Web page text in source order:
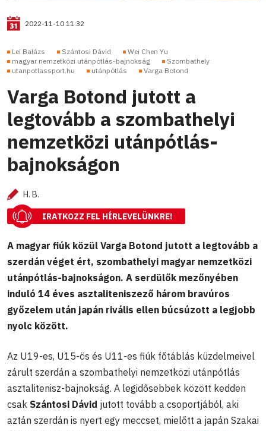
2022-11-10 11:32
Lei Balázs Szántosi Dávid
Wei Chen Yu
magyar nemzetközi utánpótlás-bajnokság
Szombathely
utanpotlassport.hu
utánpótlás Varga Botond
Varga Botond jutott a
legtovább a szombathelyi
nemzetközi utánpótlás-
bajnokságon
H. B.
IRATKOZZ FEL HÍRLEVELÜNKRE!
A magyar fiúk közül Varga Botond jutott a legtovább a
szerdán véget ért, szombathelyi magyar nemzetközi
utánpótlás-bajnokságon. A serdülők mezőnyében
induló 14 éves asztaliteniszező három bravúros
győzelem után japán rivális ellen búcsúzott a legjobb
nyolc között.
Az U19-es, U15-ös és U11-es fiúk főtáblás küzdelmeivel
zárult szerdán a szombathelyi nemzetközi utánpótlás
asztalitenisz-bajnokság. A legidősebbek között kedden
csak Szántosi Dávid jutott tovább a csoportjából, aki
aztán szerdán is nyert egy meccset, mielőtt a japán Szakai